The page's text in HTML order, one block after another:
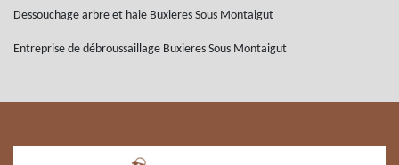
Dessouchage arbre et haie Buxieres Sous Montaigut
Entreprise de débroussaillage Buxieres Sous Montaigut